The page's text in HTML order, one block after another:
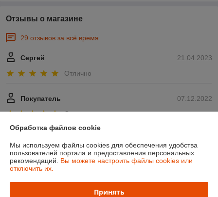
Отзывы о магазине
29 отзывов за всё время
21.04.2023
Сергей
Отлично
07.12.2022
Покупатель
Отлично
Показать все отзывы
О нас
Обработка файлов cookie
Мы используем файлы cookies для обеспечения удобства
пользователей портала и предоставления персональных
рекомендаций. Вы можете настроить файлы cookies или
отключить их.
Принять